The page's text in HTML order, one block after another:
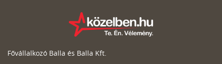
Fővállalkozó Balla és Balla Kft.